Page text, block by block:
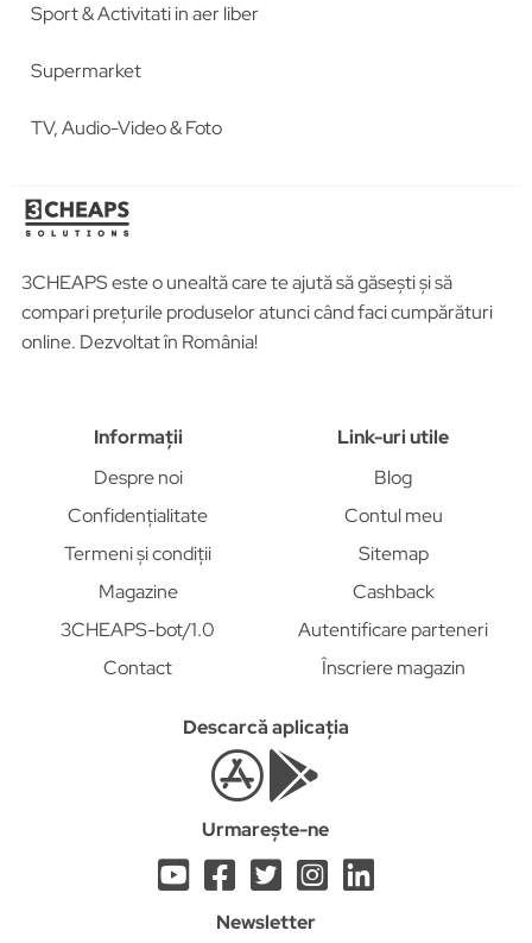
Sport & Activitati in aer liber
Supermarket
TV, Audio-Video & Foto
3CHEAPS este o unealtă care te ajută să găsești și să
compari prețurile produselor atunci când faci cumpărături
online. Dezvoltat în România!
Informații
Despre noi
Confidențialitate
Termeni și condiții
Magazine
3CHEAPS-bot/1.0
Contact
Link-uri utile
Blog
Contul meu
Sitemap
Cashback
Autentificare parteneri
Înscriere magazin
Descarcă aplicația
Urmarește-ne
Newsletter